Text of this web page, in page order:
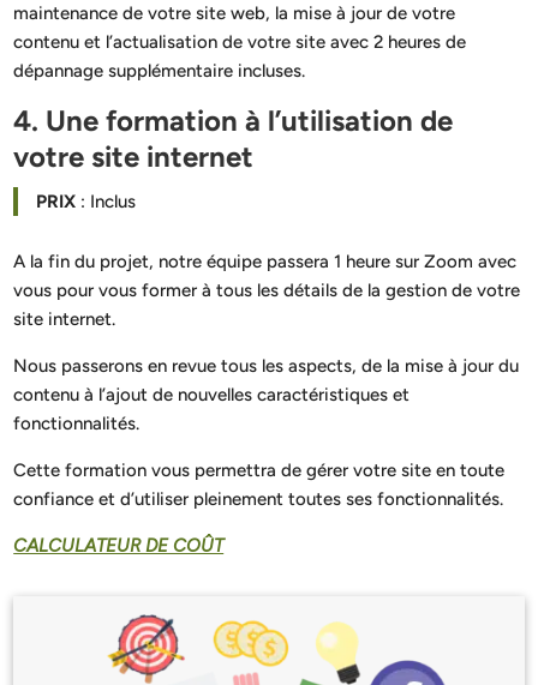
maintenance de votre site web, la mise à jour de votre
contenu et l’actualisation de votre site avec 2 heures de
dépannage supplémentaire incluses.
4. Une formation à l’utilisation de
votre site internet
PRIX: Inclus
A la fin du projet, notre équipe passera 1 heure sur Zoom avec
vous pour vous former à tous les détails de la gestion de votre
site internet.
Nous passerons en revue tous les aspects, de la mise à jour du
contenu à l’ajout de nouvelles caractéristiques et
fonctionnalités.
Cette formation vous permettra de gérer votre site en toute
confiance et d’utiliser pleinement toutes ses fonctionnalités.
CALCULATEUR DE COÛT